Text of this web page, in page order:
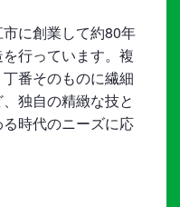
市に創業して約80年
行っています。複
番そのものに繊細
独自の精緻な技と
時代のニーズに応